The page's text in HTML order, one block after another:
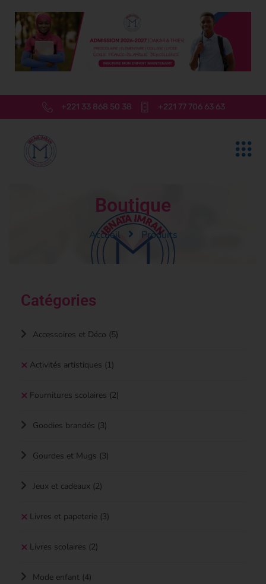
+221 33 868 50 38 +221 77 706 63 63
Boutique
Accueil Produits
Catégories
Accessoires et Déco (5)
Activités artistiques (1)
Fournitures scolaires (2)
Goodies brandés (3)
Gourdes et Mugs (3)
Jeux et cadeaux (2)
Livres et papeterie (3)
Livres scolaires (2)
Mode enfant (4)